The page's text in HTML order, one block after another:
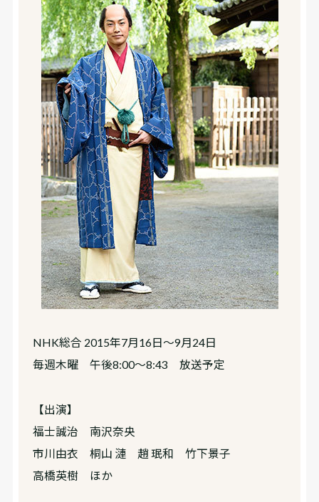
NHK総合 2015年7月16日～9月24日
毎週木曜 午後8:00～8:43 放送予定
【出演】
福士誠治 南沢奈央
市川由衣 桐山 漣 趙 珉和 竹下景子
高橋英樹 ほか